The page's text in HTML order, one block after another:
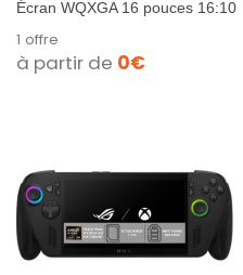
Pass-Through, 100% sRGB,
Auto-Rotation, trépied, USB-
C, Mini-HDMI, Flicker-Free
Écran WQXGA 16 pouces 16:10
Motion à 155 Hz pour des
images...
1 offre
à partir de 0€